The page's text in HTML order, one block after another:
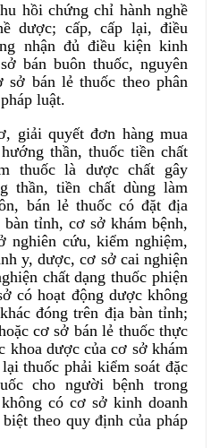
hồi chứng chỉ hành nghề
dược; cấp, cấp lại, điều
nhận đủ điều kiện kinh
bán buôn thuốc, nguyên
bán lẻ thuốc theo phân
luật.
giải quyết đơn hàng mua
thần, thuốc tiền chất
thuốc là dược chất gây
thần, tiền chất dùng làm
bán lẻ thuốc có đặt địa
tỉnh, cơ sở khám bệnh,
nghiên cứu, kiểm nghiệm,
y, dược, cơ sở cai nghiện
chất dạng thuốc phiện
có hoạt động dược không
đóng trên địa bàn tỉnh;
cơ sở bán lẻ thuốc thực
khoa dược của cơ sở khám
thuốc phải kiểm soát đặc
cho người bệnh trong
có cơ sở kinh doanh
theo quy định của pháp